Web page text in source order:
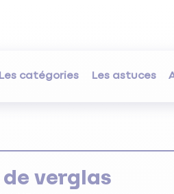
Les catégories Les astuces
de verglas